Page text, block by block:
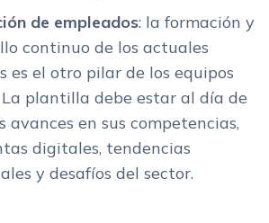
de empleados: la formación y
continuo de los actuales
es el otro pilar de los equipos
plantilla debe estar al día de
avances en sus competencias,
digitales, tendencias
y desafíos del sector.